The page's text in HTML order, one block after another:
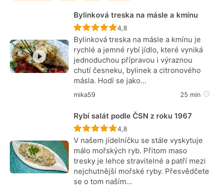
Bylinková treska na másle a kmínu
Recept ještě nebyl hodnocen
4,8
Bylinková treska na másle a kmínu je
rychlé a jemné rybí jídlo, které vyniká
jednoduchou přípravou i výraznou
chutí česneku, bylinek a citronového
másla. Hodí se jako…
mika59 25 min
Rybí salát podle ČSN z roku 1967
Recept ještě nebyl hodnocen
4,8
V našem jídelníčku se stále vyskytuje
málo mořských ryb. Přitom maso
tresky je lehce stravitelné a patří mezi
nejchutnější mořské ryby. Přesvědčete
se o tom naším…